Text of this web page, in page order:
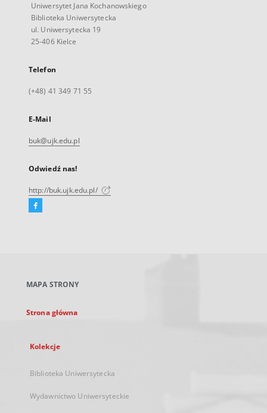
Uniwersytet Jana Kochanowskiego
Biblioteka Uniwersytecka
ul. Uniwersytecka 19
25-406 Kielce
Telefon
(+48) 41 349 71 55
E-Mail
buk@ujk.edu.pl
Odwiedź nas!
http://buk.ujk.edu.pl/
Facebook
karcie
MAPA STRONY
Strona główna
Kolekcje
Biblioteka Uniwersytecka
Wydawnictwo Uniwersyteckie